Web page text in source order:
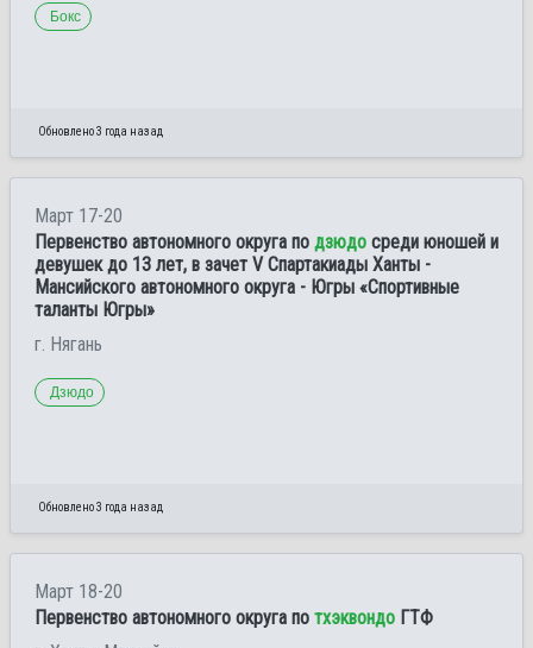
Бокс
Обновлено 3 года назад
Март 17-20
Первенство автономного округа по дзюдо среди юношей и
девушек до 13 лет, в зачет V Спартакиады Ханты -
Мансийского автономного округа - Югры «Спортивные
таланты Югры»
г. Нягань
Дзюдо
Обновлено 3 года назад
Март 18-20
Первенство автономного округа по тхэквондо ГТФ